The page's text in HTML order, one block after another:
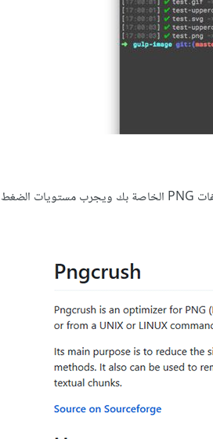
هو برنامج لواجهة الأوامر النصيّة يمكن تشغيله على كل من MSDOS و Linux. يفحص البرنامج ملفات PNG الخاصة بك ويجرب مستويات الضغط